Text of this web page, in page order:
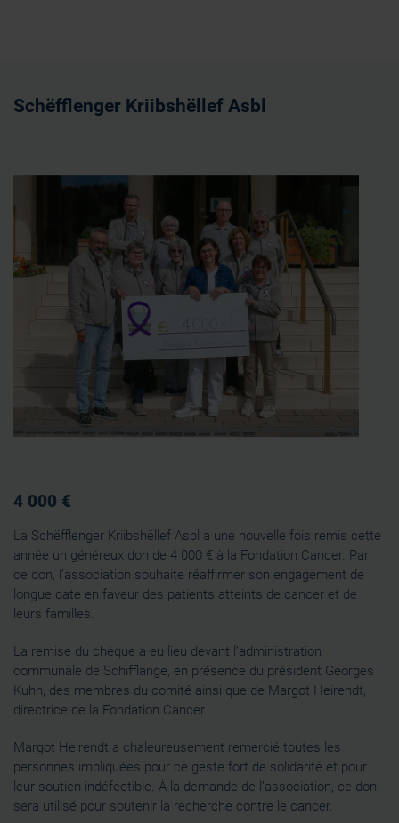
Schëfflenger Kriibshëllef Asbl
4 000 €
La Schëfflenger Kriibshëllef Asbl a une nouvelle fois remis cette
année un généreux don de 4 000 € à la Fondation Cancer. Par
ce don, l’association souhaite réaffirmer son engagement de
longue date en faveur des patients atteints de cancer et de
leurs familles.
La remise du chèque a eu lieu devant l’administration
communale de Schifflange, en présence du président Georges
Kuhn, des membres du comité ainsi que de Margot Heirendt,
directrice de la Fondation Cancer.
Margot Heirendt a chaleureusement remercié toutes les
personnes impliquées pour ce geste fort de solidarité et pour
leur soutien indéfectible. À la demande de l’association, ce don
sera utilisé pour soutenir la recherche contre le cancer.